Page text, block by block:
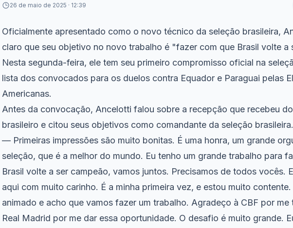
26 de maio de 2025 · 12:39
Oficialmente apresentado como o novo técnico da seleção brasileira,
claro que seu objetivo no novo trabalho é "fazer com que Brasil volte a
Nesta segunda-feira, ele tem seu primeiro compromisso oficial na
lista dos convocados para os duelos contra Equador e Paraguai pelas
Americanas.
Antes da convocação, Ancelotti falou sobre a recepção que recebeu
brasileiro e citou seus objetivos como comandante da seleção brasileira.
— Primeiras impressões são muito bonitas. É uma honra, um grande
seleção, que é a melhor do mundo. Eu tenho um grande trabalho para
Brasil volte a ser campeão, vamos juntos. Precisamos de todos vocês.
aqui com muito carinho. É a minha primeira vez, e estou muito
animado e acho que vamos fazer um trabalho. Agradeço à CBF por me
Real Madrid por me dar essa oportunidade. O desafio é muito grande.